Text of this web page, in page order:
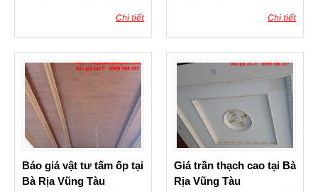
Vật liệu ốp tường TGI,
Phào chỉ Hàn Quốc
Saejong, Vật tư tấm ốp
PVC Hwood, Khung
xương Phụ Kiện Thạch
Cao Vĩnh Tường ... Hàng
chính hãng, giá cả cạnh
tranh
Chi tiết Chi tiết
Báo giá vật tư tấm ốp tại
Bà Rịa Vũng Tàu
Giá trần thạch cao tại Bà
Rịa Vũng Tàu